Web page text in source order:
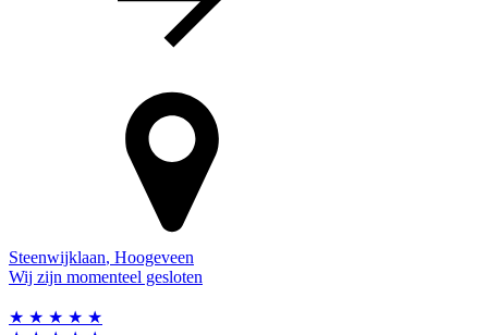
Steenwijklaan, Hoogeveen
Wij zijn momenteel gesloten
★ ★ ★ ★ ★